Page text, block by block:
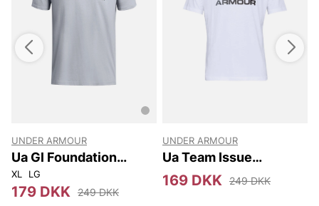
UNDER ARMOUR
Ua Gl Foundation
Update Ss
XL LG
179 DKK 249 DKK
UNDER ARMOUR
Ua Team Issue
Wordmark Ss
169 DKK 249 DKK